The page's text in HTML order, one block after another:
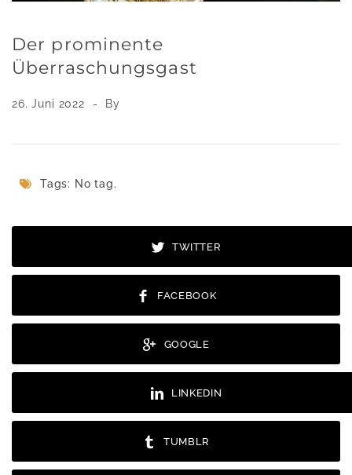
Der prominente
Überraschungsgast
26. Juni 2022 By
Tags: No tag.
TWITTER
FACEBOOK
GOOGLE
LINKEDIN
TUMBLR